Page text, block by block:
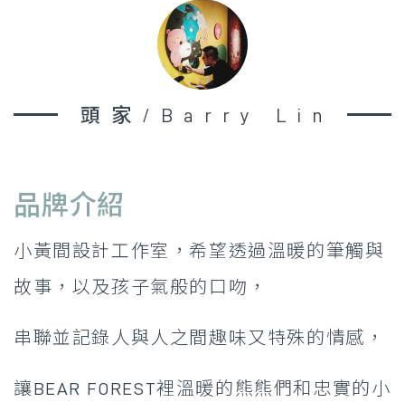
頭家/Barry Lin
品牌介紹
小黃間設計工作室，希望透過溫暖的筆觸與
故事，以及孩子氣般的口吻，
串聯並記錄人與人之間趣味又特殊的情感，
讓BEAR FOREST裡溫暖的熊熊們和忠實的小